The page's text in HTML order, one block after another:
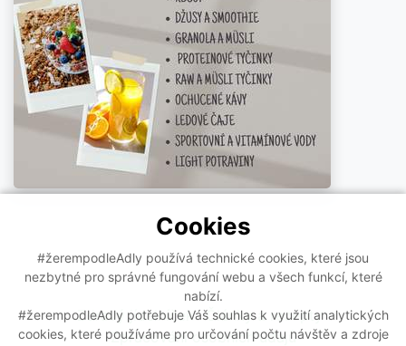
Zdravý jídelníček
Články a recepty
Zpracování osobních údajů
Cookies
#žerempodleAdly používá technické cookies, které jsou
nezbytné pro správné fungování webu a všech funkcí, které
nabízí.
#žerempodleAdly potřebuje Váš souhlas k využití analytických
cookies, které používáme pro určování počtu návštěv a zdroje